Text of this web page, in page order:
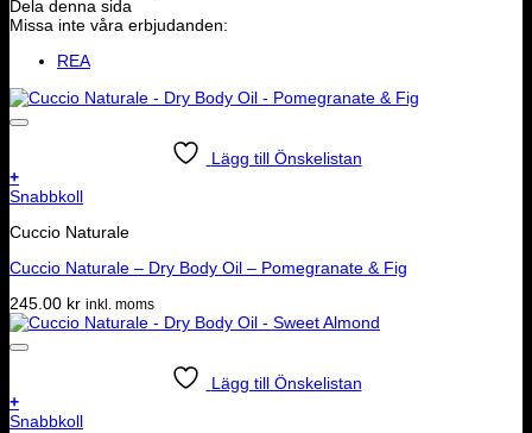
Dela denna sida
Missa inte våra erbjudanden:
REA
Lägg till Önskelistan
+
Snabbkoll
Cuccio Naturale
Cuccio Naturale – Dry Body Oil – Pomegranate & Fig
245.00 kr inkl. moms
Lägg till Önskelistan
+
Snabbkoll